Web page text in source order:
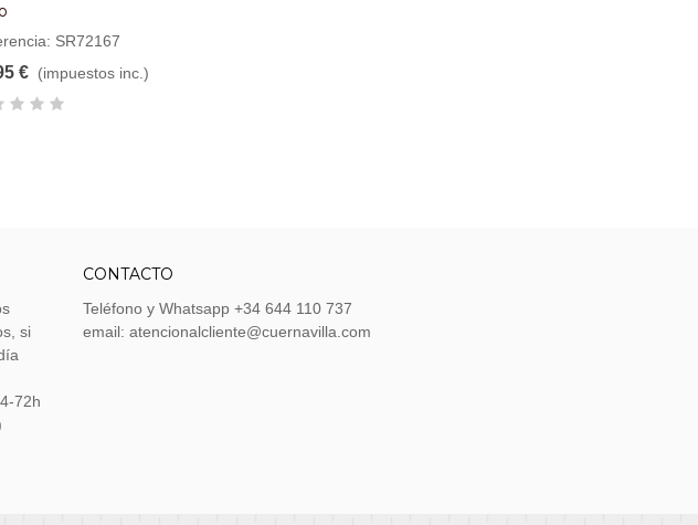
SR72167
€ (impuestos inc.)
si
72h
CONTACTO
Teléfono y Whatsapp +34 644 110 737
email: atencionalcliente@cuernavilla.com